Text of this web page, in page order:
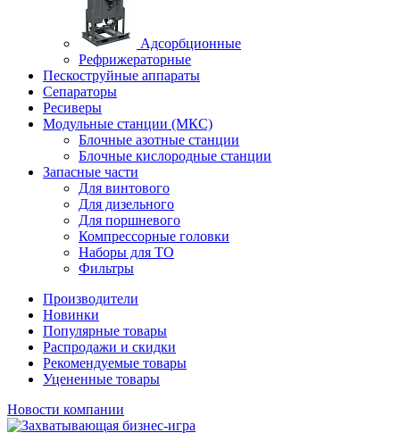
Адсорбционные
Рефрижераторные
Пескоструйные аппараты
Сепараторы
Ресиверы
Модульные станции (МКС)
Блочные азотные станции
Блочные кислородные станции
Запасные части
Для винтового
Для дизельного
Для поршневого
Компрессорные головки
Наборы для ТО
Фильтры
Производители
Новинки
Популярные товары
Распродажи и скидки
Рекомендуемые товары
Уцененные товары
Новости компании